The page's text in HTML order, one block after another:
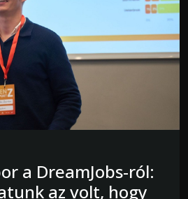
a DreamJobs-ról:
az volt, hogy